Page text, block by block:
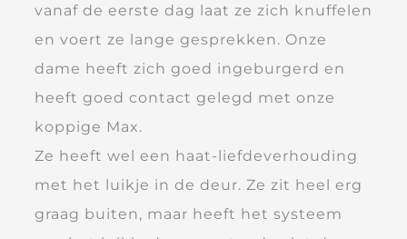
vanaf de eerste dag laat ze zich knuffelen
en voert ze lange gesprekken. Onze
dame heeft zich goed ingeburgerd en
heeft goed contact gelegd met onze
koppige Max.
Ze heeft wel een haat-liefdeverhouding
met het luikje in de deur. Ze zit heel erg
graag buiten, maar heeft het systeem